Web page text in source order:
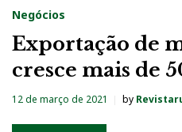
Negócios
Exportação de
cresce mais de
12 de março de 2021 by